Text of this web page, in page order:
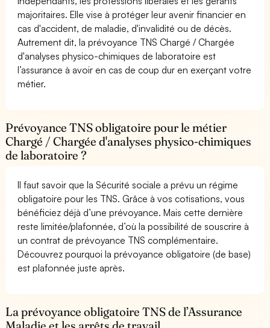
majoritaires. Elle vise à protéger leur avenir financier en
cas d'accident, de maladie, d'invalidité ou de décès.
Autrement dit, la prévoyance TNS Chargé / Chargée
d'analyses physico-chimiques de laboratoire est
l’assurance à avoir en cas de coup dur en exerçant votre
métier.
Prévoyance TNS obligatoire pour le métier
Chargé / Chargée d'analyses physico-chimiques
de laboratoire ?
Il faut savoir que la Sécurité sociale a prévu un régime
obligatoire pour les TNS. Grâce à vos cotisations, vous
bénéficiez déjà d’une prévoyance. Mais cette dernière
reste limitée/plafonnée, d’où la possibilité de souscrire à
un contrat de prévoyance TNS complémentaire.
Découvrez pourquoi la prévoyance obligatoire (de base)
est plafonnée juste après.
La prévoyance obligatoire TNS de l’Assurance